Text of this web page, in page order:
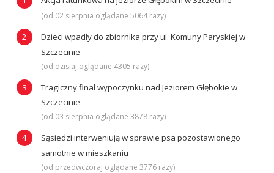
(od 02 sierpnia oglądane 5064 razy)
Dzieci wpadły do zbiornika przy ul. Komuny Paryskiej w
Szczecinie
(od dzisiaj oglądane 4305 razy)
Tragiczny finał wypoczynku nad Jeziorem Głębokie w
Szczecinie
(od 03 sierpnia oglądane 3878 razy)
Sąsiedzi interweniują w sprawie psa pozostawionego
samotnie w mieszkaniu
(od przedwczoraj oglądane 3776 razy)